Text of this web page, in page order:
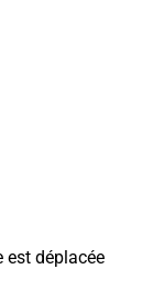
est déplacée